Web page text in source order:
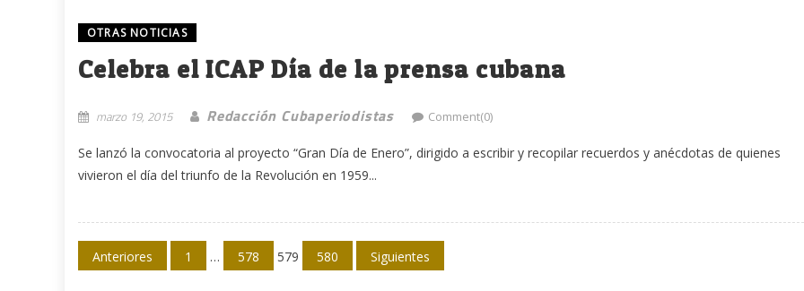
OTRAS NOTICIAS
Celebra el ICAP Día de la prensa cubana
marzo 19, 2015 Redacción Cubaperiodistas Comment(0)
Se lanzó la convocatoria al proyecto “Gran Día de Enero”, dirigido a escribir y recopilar recuerdos y anécdotas de quienes
vivieron el día del triunfo de la Revolución en 1959...
Navegación
Anteriores 1 … 578 579 580 Siguientes